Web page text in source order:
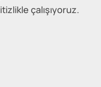
çalışıyoruz.